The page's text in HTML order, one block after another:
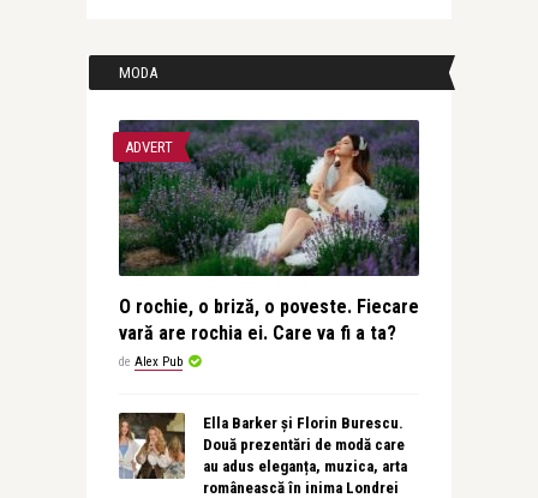
MODA
ADVERT
O rochie, o briză, o poveste. Fiecare
vară are rochia ei. Care va fi a ta?
de Alex Pub
Ella Barker și Florin Burescu.
Două prezentări de modă care
au adus eleganța, muzica, arta
românească în inima Londrei